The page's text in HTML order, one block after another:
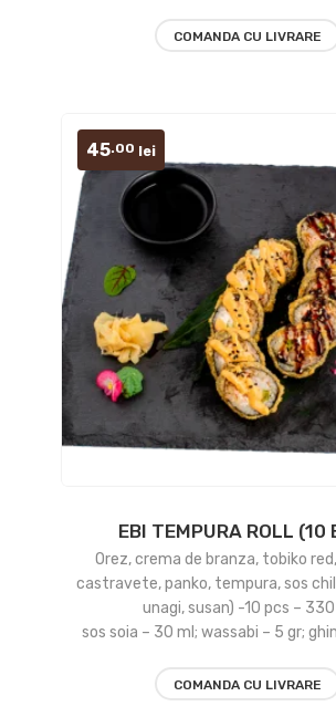
COMANDA CU LIVRARE
EBI TEMPURA ROLL (10
Orez, crema de branza, tobiko
castravete, panko, tempura, sos
unagi, susan) -10 pcs –
sos soia – 30 ml; wassabi – 5 gr;
45.00 lei
COMANDA CU LIVRARE